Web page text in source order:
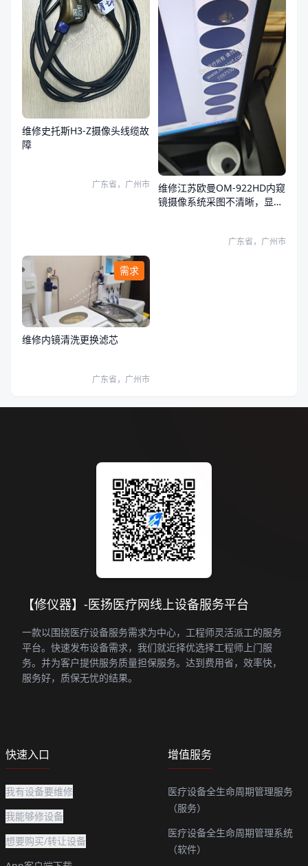
维修史托斯H3-Z摄像头线缆故
障
广东省，广州市
维修江苏欧曼OM-922HD内窥
镜摄像系统采图不清晰，显示
广东省，广州市
需求
维修内镜清洗更换滤芯
广东省，广州市
【修仪器】-医扬医疗网线上设备服务平台
一款以围绕医疗设备服务需求为中心，工程师灵活派工的服务
平台。快速发布设备需求，我们就近择优选择工程师上门服
务。并为客户提供服务质量担保服务。达到费用省，效率快，
服务好，质保无忧的结果。
快速入口
我有设备要维修
我能够修设备
想要购买/转让设备
增值服务
医疗设备全生命周期管理服务
（服务）
医疗设备全生命周期管理系统
（软件）